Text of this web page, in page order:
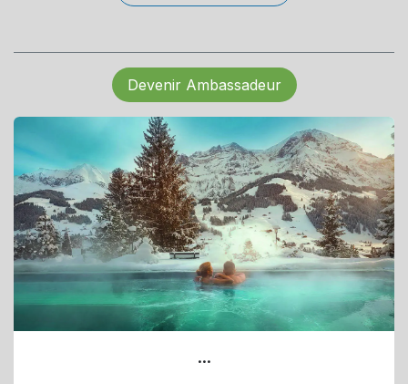
Devenir Ambassadeur
...